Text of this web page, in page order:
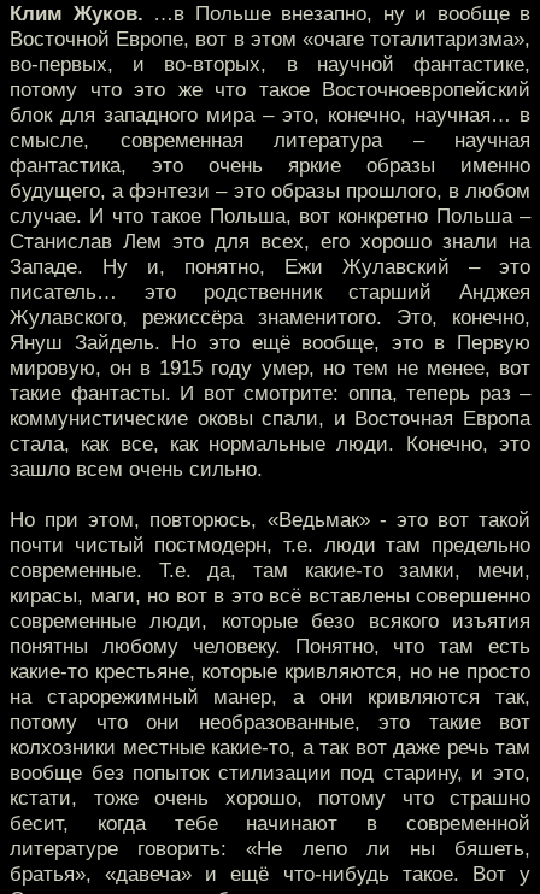
Клим Жуков. …в Польше внезапно, ну и вообще в
Восточной Европе, вот в этом «очаге тоталитаризма»,
во-первых, и во-вторых, в научной фантастике,
потому что это же что такое Восточноевропейский
блок для западного мира – это, конечно, научная… в
смысле, современная литература – научная
фантастика, это очень яркие образы именно
будущего, а фэнтези – это образы прошлого, в любом
случае. И что такое Польша, вот конкретно Польша –
Станислав Лем это для всех, его хорошо знали на
Западе. Ну и, понятно, Ежи Жулавский – это
писатель… это родственник старший Анджея
Жулавского, режиссёра знаменитого. Это, конечно,
Януш Зайдель. Но это ещё вообще, это в Первую
мировую, он в 1915 году умер, но тем не менее, вот
такие фантасты. И вот смотрите: оппа, теперь раз –
коммунистические оковы спали, и Восточная Европа
стала, как все, как нормальные люди. Конечно, это
зашло всем очень сильно.
Но при этом, повторюсь, «Ведьмак» - это вот такой
почти чистый постмодерн, т.е. люди там предельно
современные. Т.е. да, там какие-то замки, мечи,
кирасы, маги, но вот в это всё вставлены совершенно
современные люди, которые безо всякого изъятия
понятны любому человеку. Понятно, что там есть
какие-то крестьяне, которые кривляются, но не просто
на старорежимный манер, а они кривляются так,
потому что они необразованные, это такие вот
колхозники местные какие-то, а так вот даже речь там
вообще без попыток стилизации под старину, и это,
кстати, тоже очень хорошо, потому что страшно
бесит, когда тебе начинают в современной
литературе говорить: «Не лепо ли ны бяшеть,
братья», «давеча» и ещё что-нибудь такое. Вот у